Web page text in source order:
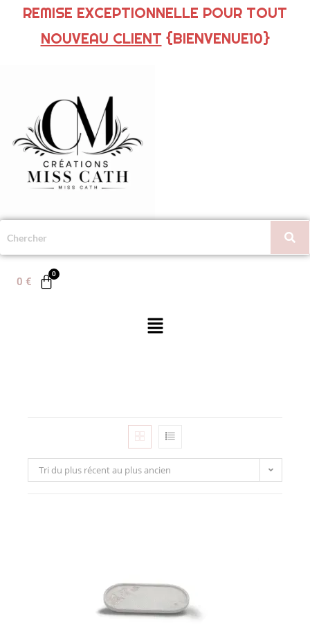
REMISE EXCEPTIONNELLE POUR TOUT
NOUVEAU CLIENT {BIENVENUE10}
0 €
Tri du plus récent au plus ancien